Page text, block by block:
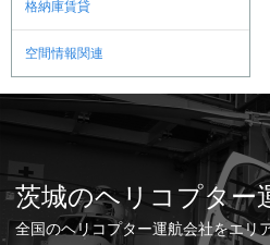
格納庫賃貸
空間情報関連
茨城のヘリコプター
全国のヘリコプター運航会社をエリ